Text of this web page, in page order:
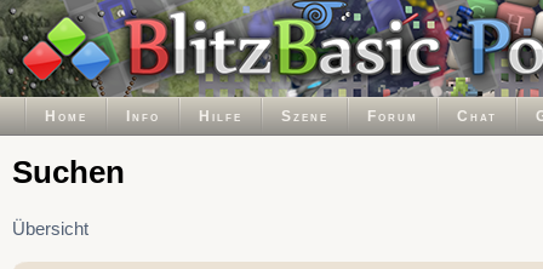
Home Info Hilfe Szene Forum Chat
Suchen
Übersicht